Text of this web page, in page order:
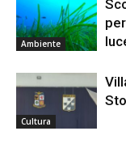
Ambiente
Cultura